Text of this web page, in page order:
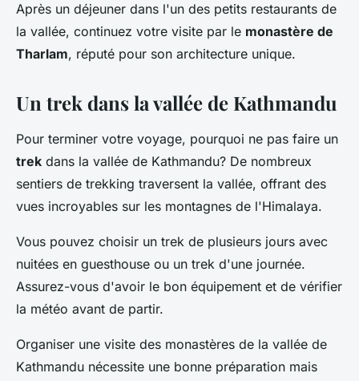
Après un déjeuner dans l'un des petits restaurants de
la vallée, continuez votre visite par le monastère de
Tharlam, réputé pour son architecture unique.
Un trek dans la vallée de Kathmandu
Pour terminer votre voyage, pourquoi ne pas faire un
trek dans la vallée de Kathmandu? De nombreux
sentiers de trekking traversent la vallée, offrant des
vues incroyables sur les montagnes de l'Himalaya.
Vous pouvez choisir un trek de plusieurs jours avec
nuitées en guesthouse ou un trek d'une journée.
Assurez-vous d'avoir le bon équipement et de vérifier
la météo avant de partir.
Organiser une visite des monastères de la vallée de
Kathmandu nécessite une bonne préparation mais